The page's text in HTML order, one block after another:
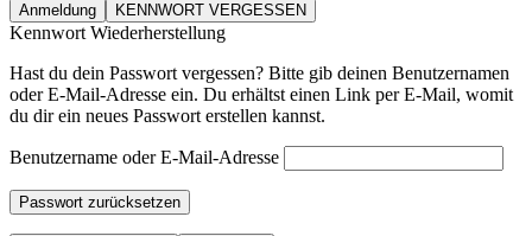
Anmeldung KENNWORT VERGESSEN
Kennwort Wiederherstellung
Hast du dein Passwort vergessen? Bitte gib deinen Benutzernamen
oder E-Mail-Adresse ein. Du erhältst einen Link per E-Mail, womit
du dir ein neues Passwort erstellen kannst.
Benutzername oder E-Mail-Adresse
Passwort zurücksetzen